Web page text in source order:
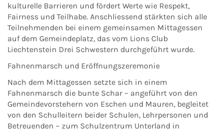
kulturelle Barrieren und fördert Werte wie Respekt,
Fairness und Teilhabe. Anschliessend stärkten sich alle
Teilnehmenden bei einem gemeinsamen Mittagessen
auf dem Gemeindeplatz, das vom Lions Club
Liechtenstein Drei Schwestern durchgeführt wurde.
Fahnenmarsch und Eröffnungszeremonie
Nach dem Mittagessen setzte sich in einem
Fahnenmarsch die bunte Schar – angeführt von den
Gemeindevorstehern von Eschen und Mauren, begleitet
von den Schulleitern beider Schulen, Lehrpersonen und
Betreuenden – zum Schulzentrum Unterland in